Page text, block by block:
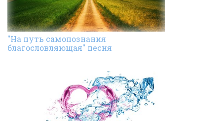
"На путь самопознания
благословляющая" песня